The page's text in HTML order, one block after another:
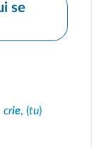
se
crie, (tu)